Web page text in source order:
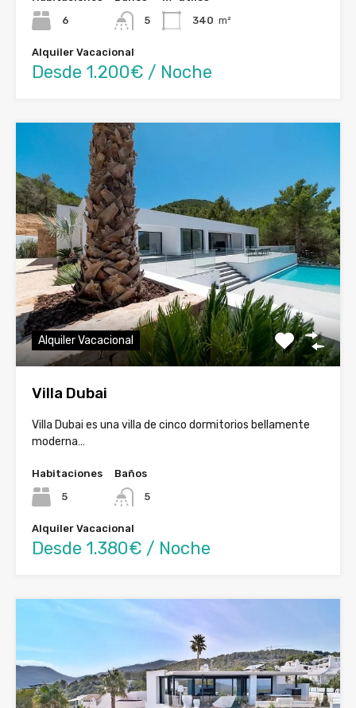
6
5
340 m²
Alquiler Vacacional
Desde 1.200€ / Noche
Alquiler Vacacional
Villa Dubai
Villa Dubai es una villa de cinco dormitorios bellamente
moderna…
Habitaciones
5
Baños
5
Alquiler Vacacional
Desde 1.380€ / Noche